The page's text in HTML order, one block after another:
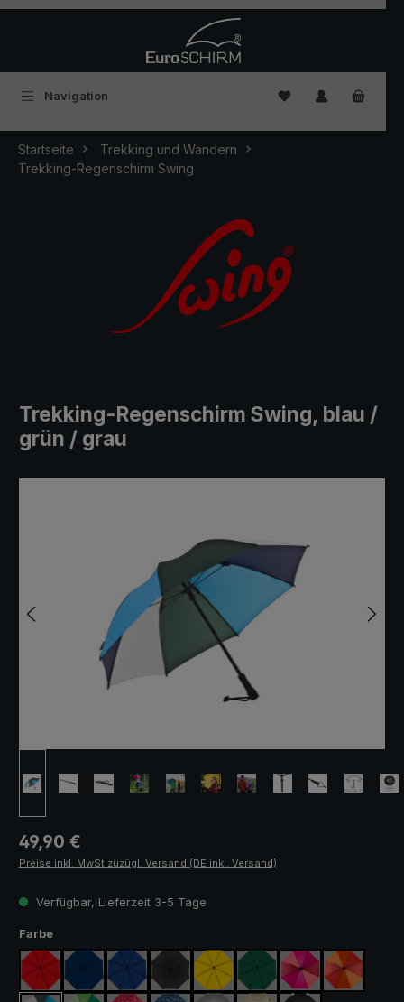
Navigation Du hast 0
Startseite
Trekking und Wandern
Trekking-Regenschirm Swing
Trekking-Regenschirm Swing, blau /
grün / grau
Regulärer Preis:
49,90 €
Preise inkl. MwSt zuzügl. Versand (DE inkl. Versand)
Verfügbar, Lieferzeit 3-5 Tage
Farbeauswählen
rot marineblaukönigsblauschwarzgelb dunkelgrünpink / rot / weinrot
orange /